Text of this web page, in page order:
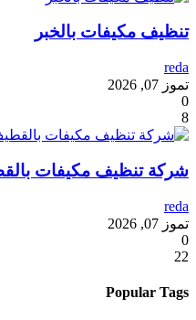
تنظيف مكيفات بالخبر
reda
تموز 07, 2026
0
8
شركة تنظيف مكيفات
reda
تموز 07, 2026
0
22
Popular Tags